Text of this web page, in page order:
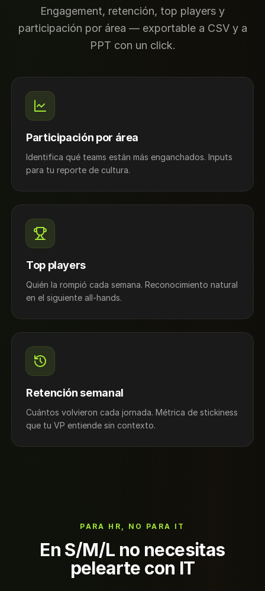
Engagement, retención, top players y
participación por área — exportable a CSV y a
PPT con un click.
Participación por área
Identifica qué teams están más enganchados. Inputs
para tu reporte de cultura.
Top players
Quién la rompió cada semana. Reconocimiento natural
en el siguiente all-hands.
Retención semanal
Cuántos volvieron cada jornada. Métrica de stickiness
que tu VP entiende sin contexto.
PARA HR, NO PARA IT
En S/M/L no necesitas
pelearte con IT